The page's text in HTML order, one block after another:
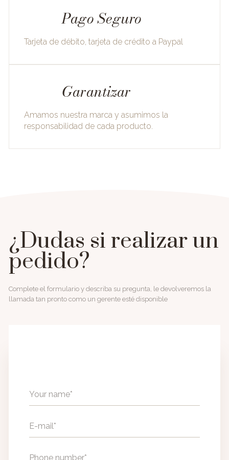
Pago Seguro
Tarjeta de débito, tarjeta de crédito a Paypal
Garantizar
Amamos nuestra marca y asumimos la
responsabilidad de cada producto.
¿Dudas si realizar un
pedido?
Complete el formulario y describa su pregunta, le devolveremos la
llamada tan pronto como un gerente esté disponible